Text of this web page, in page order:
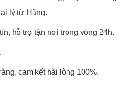
lý từ Hãng.
hỗ trợ tận nơi trong vòng 24h.
cam kết hài lòng 100%.